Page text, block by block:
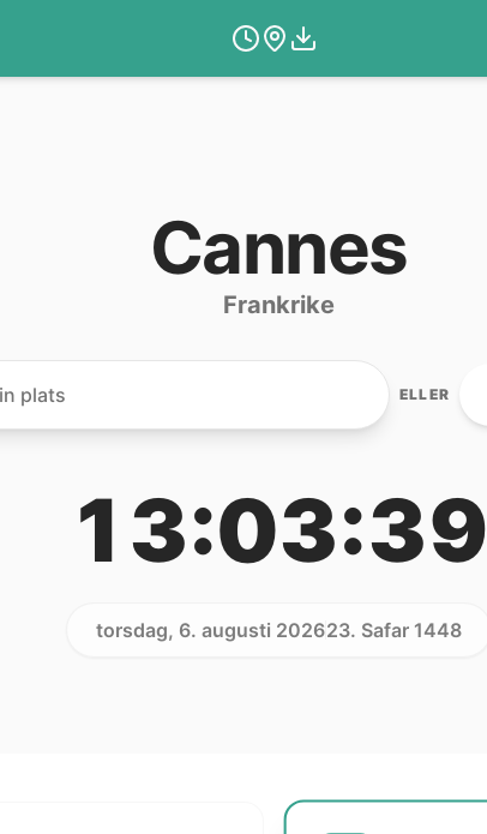
Cannes
Frankrike
ELLER
13:03:39
torsdag, 6. augusti 202623. Safar 1448